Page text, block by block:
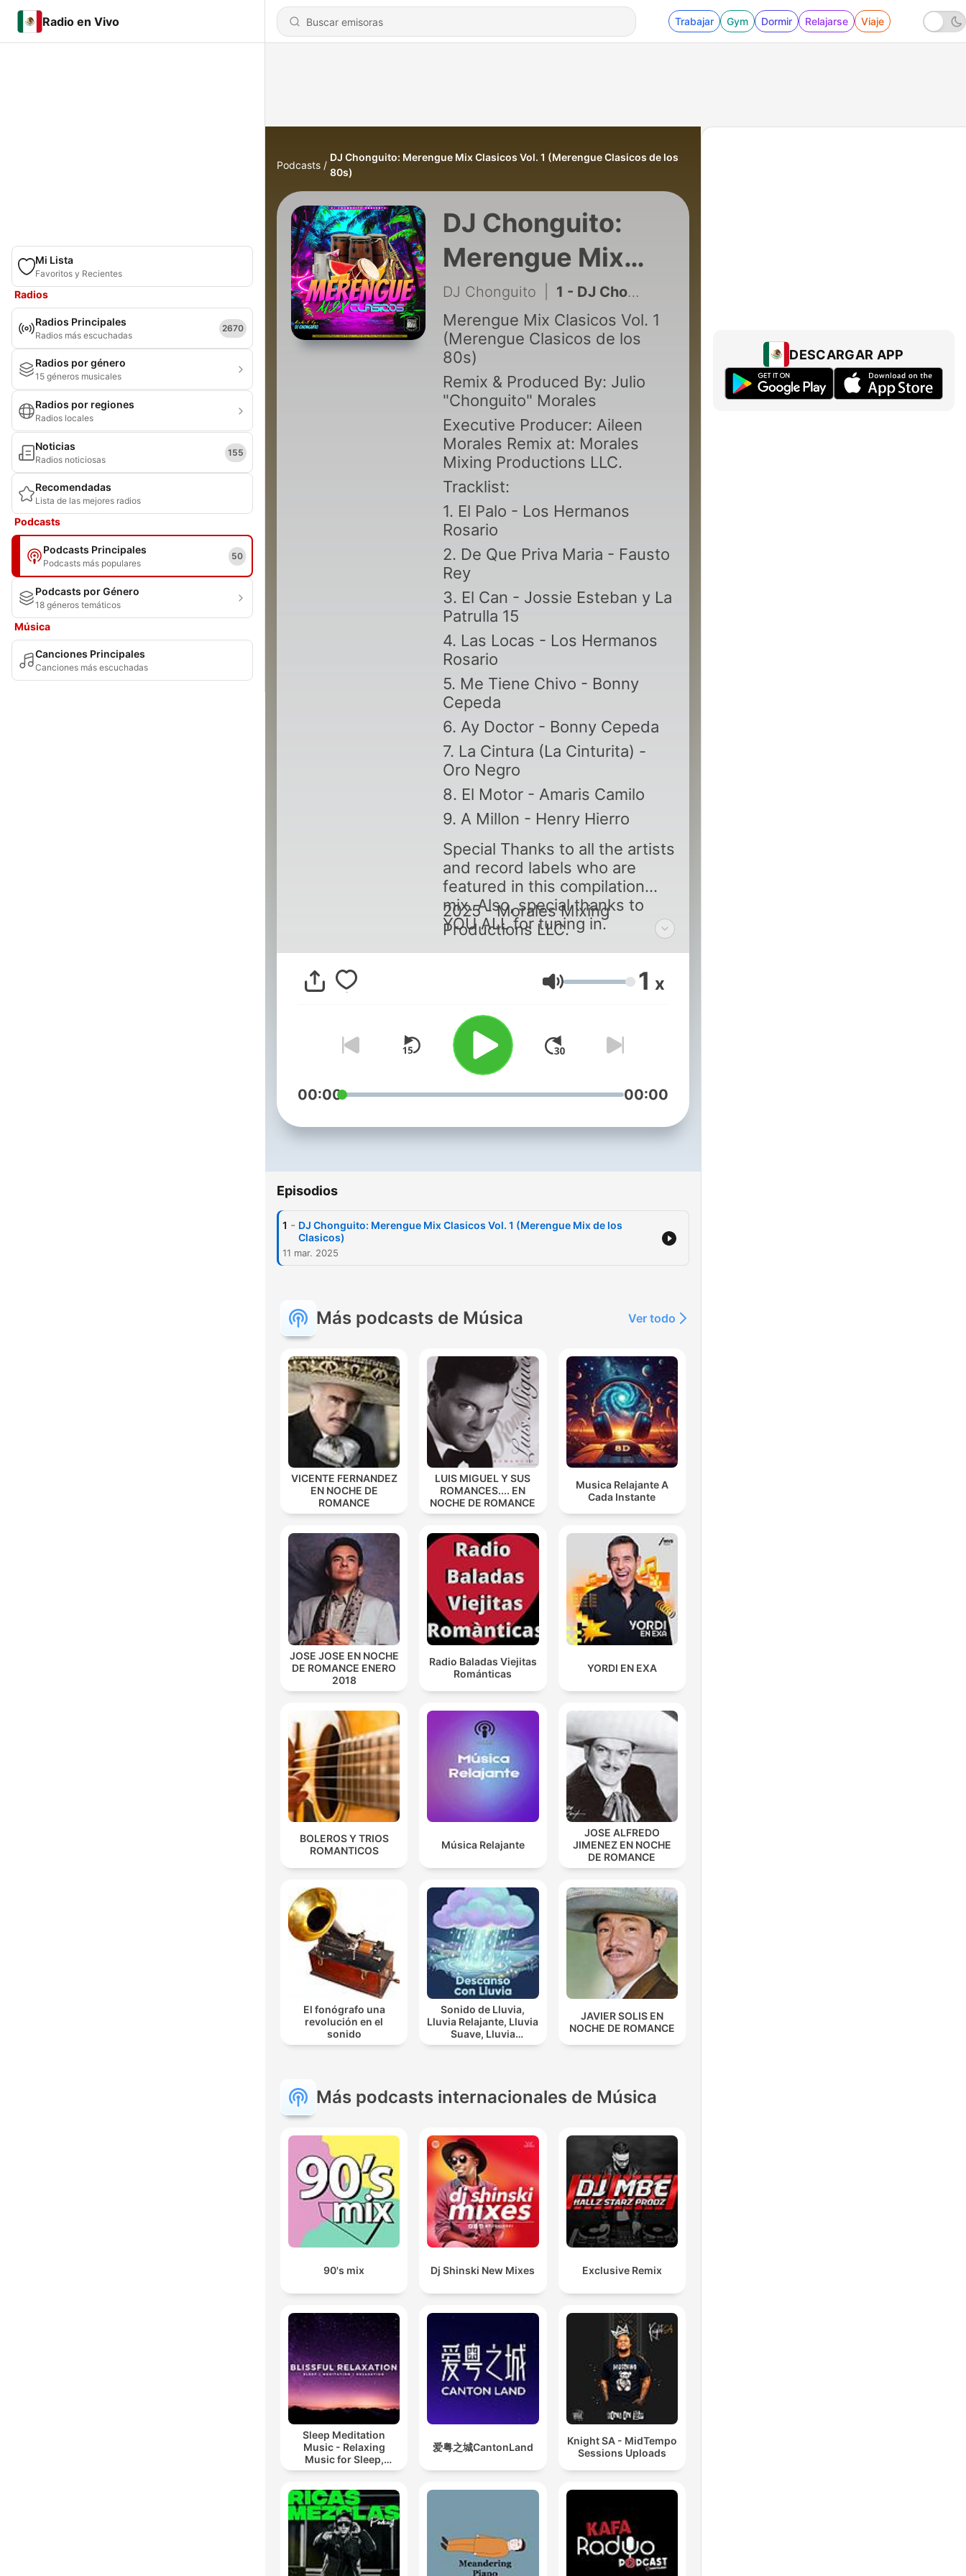
Radio en Vivo Trabajar Gym Dormir Relajarse Viaje
Mi Lista
Favoritos y Recientes
Radios
Radios Principales
Radios más escuchadas
2670
Radios por género
15 géneros musicales
Radios por regiones
Radios locales
Noticias
Radios noticiosas
155
Recomendadas
Lista de las mejores radios
Podcasts
Podcasts Principales
Podcasts más populares
50
Podcasts por Género
18 géneros temáticos
Música
Canciones Principales
Canciones más escuchadas
Podcasts
DJ Chonguito: Merengue Mix Clasicos Vol. 1 (Merengue Clasicos de los
80s)
DJ Chonguito:
Merengue Mix
Clasicos Vol. 1
(Merengue
Clasicos de los
80s)
DJ Chonguito 1 - DJ Chonguito: Merengue Mix Clasicos Vol. 1 (Merengue Mix de los Clasicos)
Merengue Mix Clasicos Vol. 1
(Merengue Clasicos de los
80s)
Remix & Produced By: Julio
"Chonguito" Morales
Executive Producer: Aileen
Morales Remix at: Morales
Mixing Productions LLC.
Tracklist:
1. El Palo - Los Hermanos
Rosario
2. De Que Priva Maria - Fausto
Rey
3. El Can - Jossie Esteban y La
Patrulla 15
4. Las Locas - Los Hermanos
Rosario
5. Me Tiene Chivo - Bonny
Cepeda
6. Ay Doctor - Bonny Cepeda
7. La Cintura (La Cinturita) -
Oro Negro
8. El Motor - Amaris Camilo
9. A Millon - Henry Hierro
Special Thanks to all the artists
and record labels who are
featured in this compilation
mix. Also, special thanks to
YOU ALL for tuning in.
2025 - Morales Mixing
Productions LLC.
Volumen 1 x
00:00 00:00
Episodios
1 - DJ Chonguito: Merengue Mix Clasicos Vol. 1 (Merengue Mix de los
Clasicos)
11 mar. 2025
Más podcasts de Música Ver todo
VICENTE FERNANDEZ
EN NOCHE DE
ROMANCE
LUIS MIGUEL Y SUS
ROMANCES.... EN
NOCHE DE ROMANCE
Musica Relajante A
Cada Instante
JOSE JOSE EN NOCHE
DE ROMANCE ENERO
2018
Radio Baladas Viejitas
Románticas
YORDI EN EXA
BOLEROS Y TRIOS
ROMANTICOS
Música Relajante
JOSE ALFREDO
JIMENEZ EN NOCHE
DE ROMANCE
El fonógrafo una
revolución en el
sonido
Sonido de Lluvia,
Lluvia Relajante, Lluvia
Suave, Lluvia
Nocturna, Descanso
JAVIER SOLIS EN
NOCHE DE ROMANCE
Más podcasts internacionales de Música
90's mix Dj Shinski New Mixes Exclusive Remix
Sleep Meditation
Music - Relaxing
Music for Sleep,
Meditation &
爱粤之城CantonLand
Knight SA - MidTempo
Sessions Uploads
DESCARGAR APP